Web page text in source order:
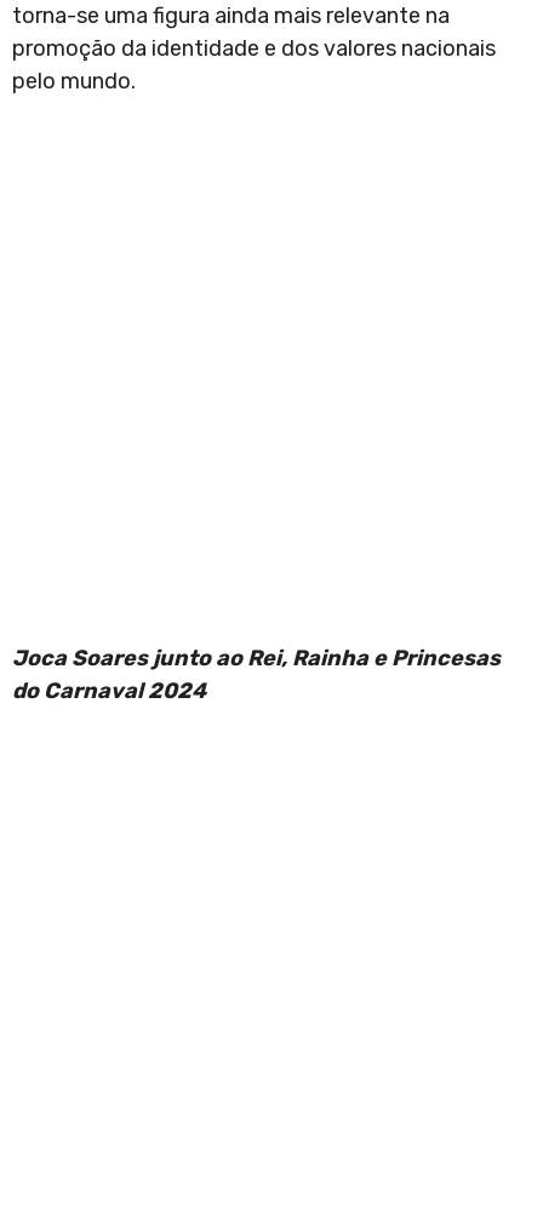
torna-se uma figura ainda mais relevante na
promoção da identidade e dos valores nacionais
pelo mundo.
Joca Soares junto ao Rei, Rainha e Princesas
do Carnaval 2024